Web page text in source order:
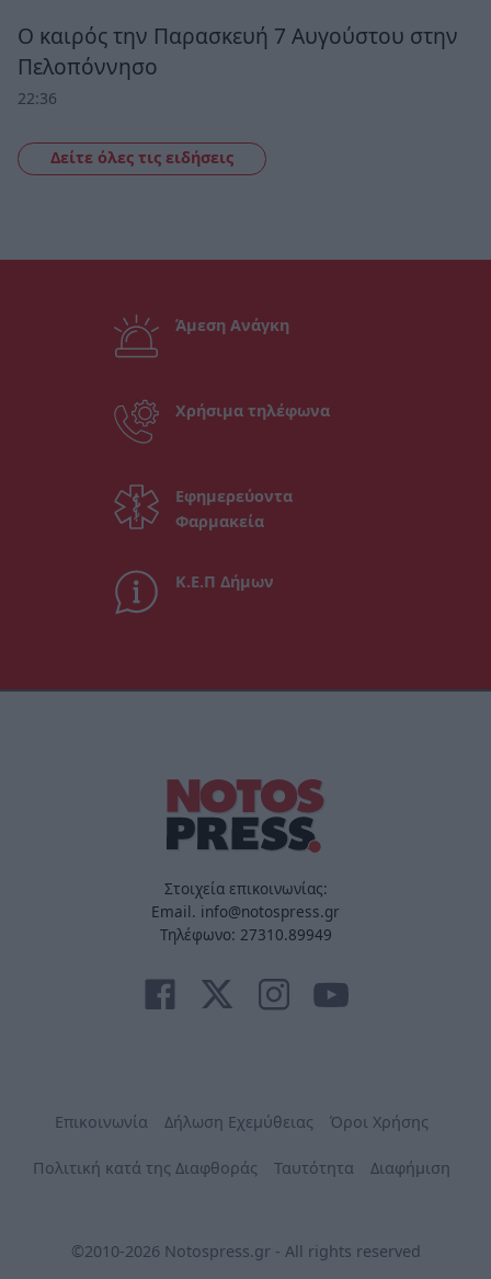
Ο καιρός την Παρασκευή 7 Αυγούστου στην
Πελοπόννησο
22:36
Δείτε όλες τις ειδήσεις
Άμεση Ανάγκη
Χρήσιμα τηλέφωνα
Εφημερεύοντα
Φαρμακεία
Κ.Ε.Π Δήμων
Στοιχεία επικοινωνίας:
Email. info@notospress.gr
Τηλέφωνο: 27310.89949
Επικοινωνία Δήλωση Εχεμύθειας Όροι Χρήσης
Πολιτική κατά της Διαφθοράς Ταυτότητα Διαφήμιση
©2010-2026 Notospress.gr - All rights reserved